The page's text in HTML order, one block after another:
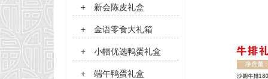
+ 新会陈皮礼盒
+ 金语零食大礼箱
+ 小幅优选鸭蛋礼盒
+ 端午鸭蛋礼盒